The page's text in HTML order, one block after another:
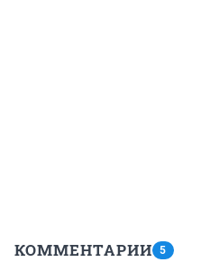
КОММЕНТАРИИ 5